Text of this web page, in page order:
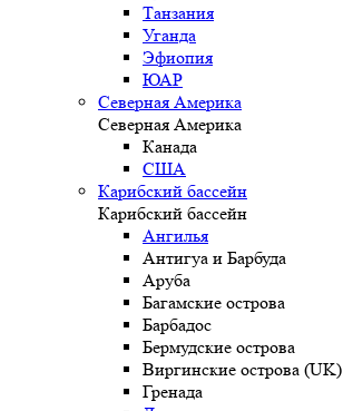
Танзания
Уганда
Эфиопия
ЮАР
Северная Америка
Северная Америка
Канада
США
Карибский бассейн
Карибский бассейн
Ангилья
Антигуа и Барбуда
Аруба
Багамские острова
Барбадос
Бермудские острова
Виргинские острова (UK)
Гренада